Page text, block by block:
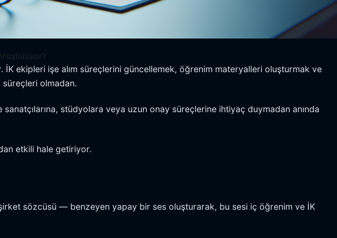
İK ekipleri işe alım süreçlerini güncellemek, öğrenim materyalleri oluşturmak ve
olmadan.
stüdyolara veya uzun onay süreçlerine ihtiyaç duymadan anında
etkili hale getiriyor.
sözcüsü — benzeyen yapay bir ses oluşturarak, bu sesi iç öğrenim ve İK